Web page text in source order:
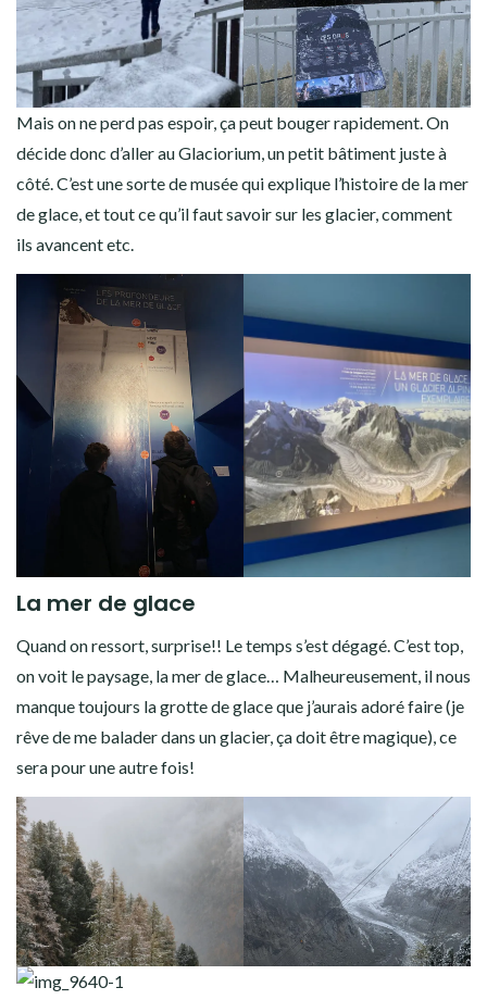
Mais on ne perd pas espoir, ça peut bouger rapidement. On
décide donc d’aller au Glaciorium, un petit bâtiment juste à
côté. C’est une sorte de musée qui explique l’histoire de la mer
de glace, et tout ce qu’il faut savoir sur les glacier, comment
ils avancent etc.
La mer de glace
Quand on ressort, surprise!! Le temps s’est dégagé. C’est top,
on voit le paysage, la mer de glace… Malheureusement, il nous
manque toujours la grotte de glace que j’aurais adoré faire (je
rêve de me balader dans un glacier, ça doit être magique), ce
sera pour une autre fois!